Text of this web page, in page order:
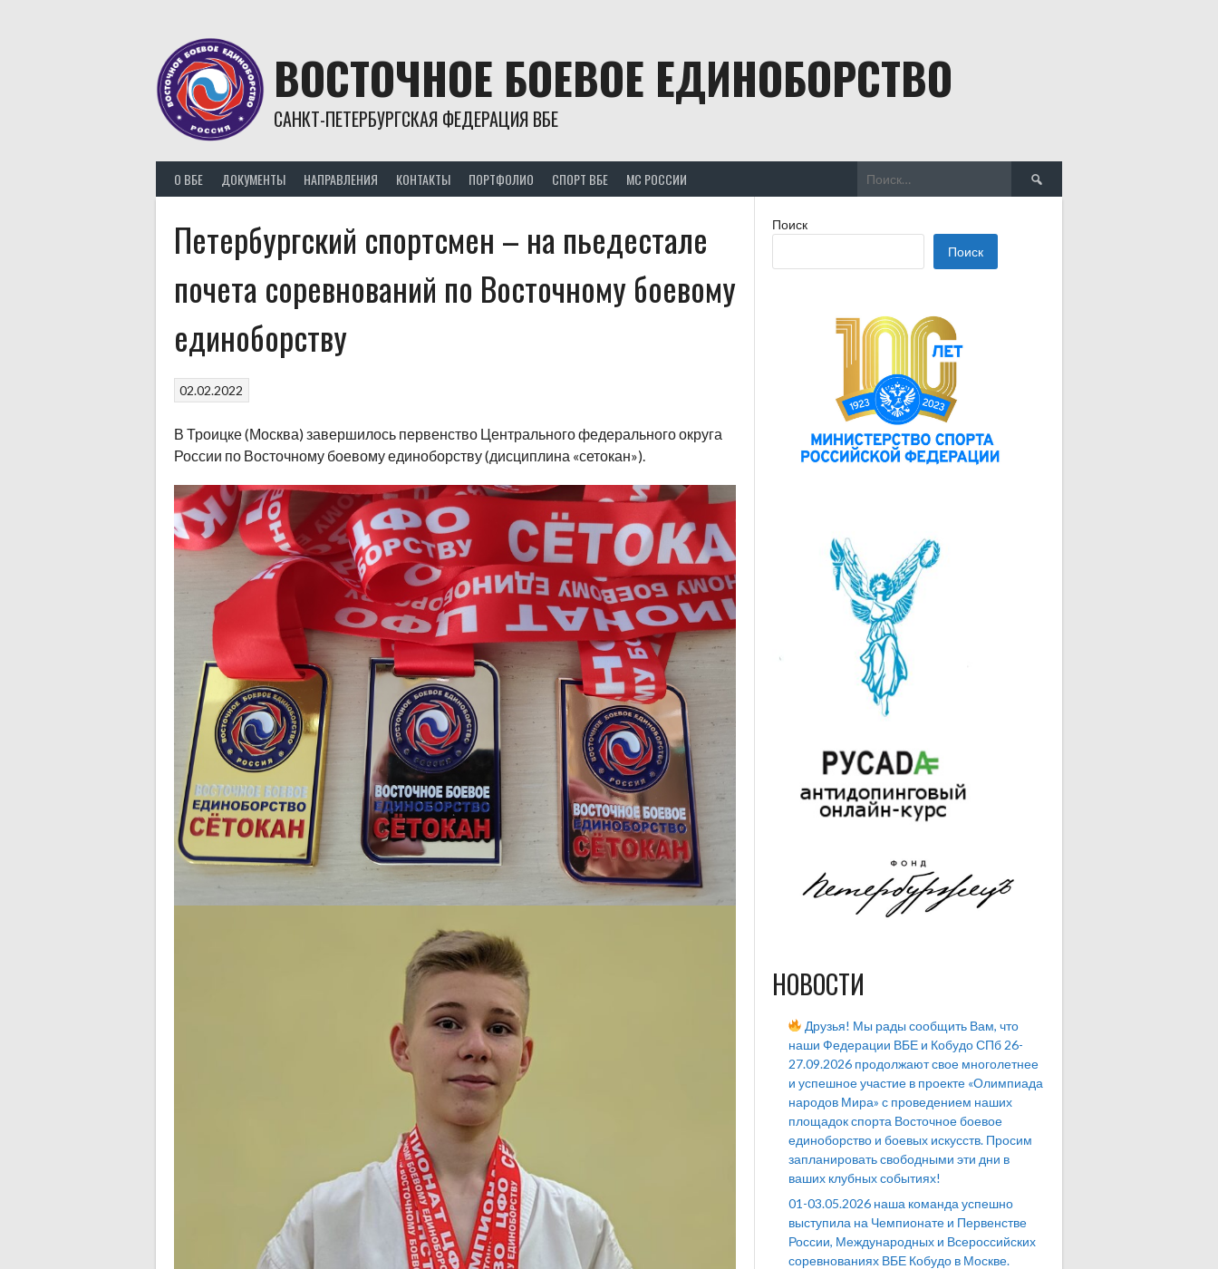
ВОСТОЧНОЕ БОЕВОЕ ЕДИНОБОРСТВО
САНКТ-ПЕТЕРБУРГСКАЯ ФЕДЕРАЦИЯ ВБЕ
О ВБЕ ДОКУМЕНТЫ НАПРАВЛЕНИЯ КОНТАКТЫ ПОРТФОЛИО СПОРТ ВБЕ МС РОССИИ Найти:
Петербургский спортсмен – на пьедестале
почета соревнований по Восточному боевому
единоборству
02.02.2022
В Троицке (Москва) завершилось первенство Центрального федерального округа
России по Восточному боевому единоборству (дисциплина «сетокан»).
Поиск
Поиск
НОВОСТИ
Друзья! Мы рады сообщить Вам, что
наши Федерации ВБЕ и Кобудо СПб 26-
27.09.2026 продолжают свое многолетнее
и успешное участие в проекте «Олимпиада
народов Мира» с проведением наших
площадок спорта Восточное боевое
единоборство и боевых искусств. Просим
запланировать свободными эти дни в
ваших клубных событиях!
01-03.05.2026 наша команда успешно
выступила на Чемпионате и Первенстве
России, Международных и Всероссийских
соревнованиях ВБЕ Кобудо в Москве.